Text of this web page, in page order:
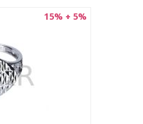
15% + 5%